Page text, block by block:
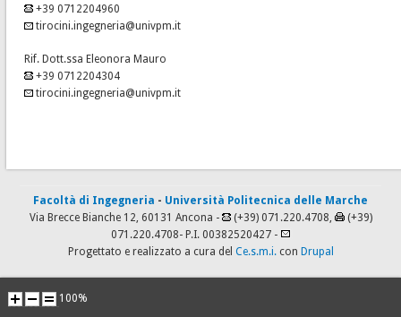
+39 0712204960
tirocini.ingegneria@univpm.it
Rif. Dott.ssa Eleonora Mauro
+39 0712204304
tirocini.ingegneria@univpm.it
Facoltà di Ingegneria - Università Politecnica delle Marche
Via Brecce Bianche 12, 60131 Ancona -
(+39) 071.220.4708,
(+39)
071.220.4708- P.I. 00382520427 -
Progettato e realizzato a cura del Ce.s.m.i.con Drupal
100%